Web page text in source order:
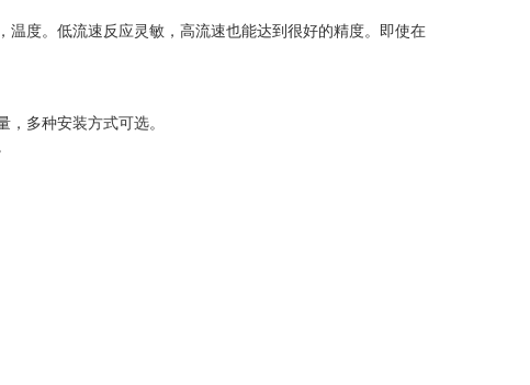
度。低流速反应灵敏，高流速也能达到很好的精度。即使在
，多种安装方式可选。